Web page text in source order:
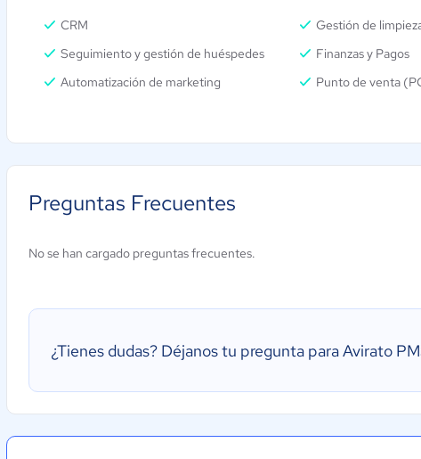
CRM Gestión de
Seguimiento y gestión de huéspedes
Finanzas y Pagos
Automatización de marketing
Punto de venta
Preguntas Frecuentes
No se han cargado preguntas frecuentes.
¿Tienes dudas? Déjanos tu pregunta para Avirato